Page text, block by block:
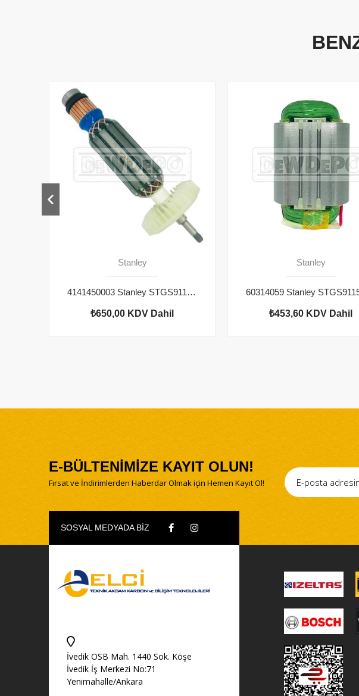
Stanley
4141450003 Stanley STGS9115 (Type 1) Endüvi
₺650,00 KDV Dahil
Stanley
₺453,60 KDV Dahil
E-BÜLTENİMİZE KAYIT OLUN!
Fırsat ve İndirimlerden Haberdar Olmak için Hemen Kayıt Ol!
SOSYAL MEDYADA BİZ
İvedik OSB Mah. 1440 Sok. Köşe
İvedik İş Merkezi No:71
Yenimahalle/Ankara